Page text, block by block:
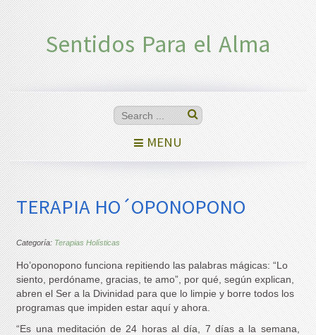
Sentidos Para el Alma
MENU
TERAPIA HO´OPONOPONO
Categoría:Terapias Holísticas
Ho’oponopono funciona repitiendo las palabras mágicas: “Lo
siento, perdóname, gracias, te amo”, por qué, según explican,
abren el Ser a la Divinidad para que lo limpie y borre todos los
programas que impiden estar aquí y ahora.
“Es una meditación de 24 horas al día, 7 días a la semana,